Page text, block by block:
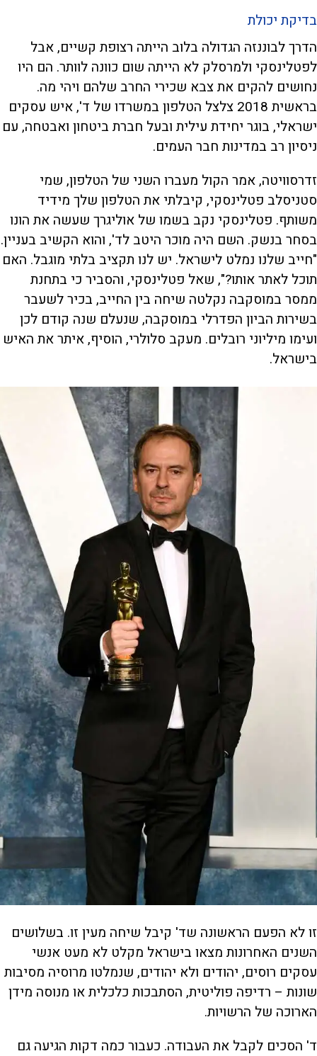
בדיקת יכולת
הדרך לבוננזה הגדולה בלוב הייתה רצופת קשיים, אבל
לפטלינסקי ולמרסלק לא הייתה שום כוונה לוותר. הם היו
נחושים להקים את צבא שכירי החרב שלהם ויהי מה.
בראשית 2018 צלצל הטלפון במשרדו של ד', איש עסקים
ישראלי, בוגר יחידת עילית ובעל חברת ביטחון ואבטחה, עם
ניסיון רב במדינות חבר העמים.
זדרסוויטה, אמר הקול מעברו השני של הטלפון, שמי
סטניסלב פטלינסקי, קיבלתי את הטלפון שלך מידיד
משותף. פטלינסקי נקב בשמו של אוליגרך שעשה את הונו
בסחר בנשק. השם היה מוכר היטב לד', והוא הקשיב בעניין.
"חייב שלנו נמלט לישראל. יש לנו תקציב בלתי מוגבל. האם
תוכל לאתר אותו?", שאל פטלינסקי, והסביר כי בתחנת
ממסר במוסקבה נקלטה שיחה בין החייב, בכיר לשעבר
בשירות הביון הפדרלי במוסקבה, שנעלם שנה קודם לכן
ועימו מיליוני רובלים. מעקב סלולרי, הוסיף, איתר את האיש
בישראל.
זו לא הפעם הראשונה שד' קיבל שיחה מעין זו. בשלושים
השנים האחרונות מצאו בישראל מקלט לא מעט אנשי
עסקים רוסים, יהודים ולא יהודים, שנמלטו מרוסיה מסיבות
שונות – רדיפה פוליטית, הסתבכות כלכלית או מנוסה מידן
הארוכה של הרשויות.
ד' הסכים לקבל את העבודה. כעבור כמה דקות הגיעה גם